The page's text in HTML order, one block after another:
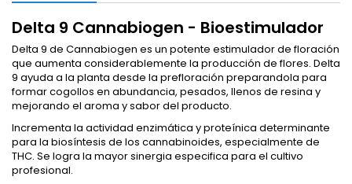
Delta 9 Cannabiogen - Bioestimulador
Delta 9 de Cannabiogen es un potente estimulador de floración
que aumenta considerablemente la producción de flores. Delta
9 ayuda a la planta desde la prefloración preparandola para
formar cogollos en abundancia, pesados, llenos de resina y
mejorando el aroma y sabor del producto.
Incrementa la actividad enzimática y proteínica determinante
para la biosíntesis de los cannabinoides, especialmente de
THC. Se logra la mayor sinergia especifica para el cultivo
profesional.